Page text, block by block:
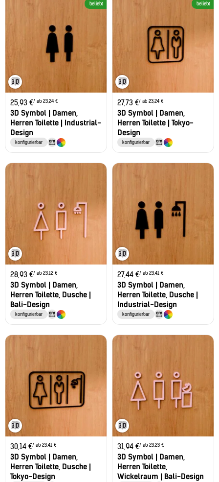
beliebt
25,93 €/ ab 23,24 €
3D Symbol | Damen,
Herren Toilette | Industrial-
Design
konfigurierbar
beliebt
27,73 €/ ab 23,24 €
3D Symbol | Damen,
Herren Toilette | Tokyo-
Design
konfigurierbar
28,93 €/ ab 23,12 €
3D Symbol | Damen,
Herren Toilette, Dusche |
Bali-Design
konfigurierbar
27,44 €/ ab 23,41 €
3D Symbol | Damen,
Herren Toilette, Dusche |
Industrial-Design
konfigurierbar
30,14 €/ ab 23,41 €
3D Symbol | Damen,
Herren Toilette, Dusche |
Tokyo-Design
31,94 €/ ab 23,23 €
3D Symbol | Damen,
Herren Toilette,
Wickelraum | Bali-Design